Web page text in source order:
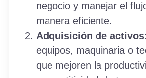
negocio y manejar el
manera eficiente.
Adquisición de activos
equipos, maquinaria o
que mejoren la